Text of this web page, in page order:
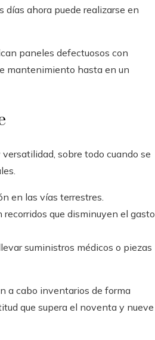
días ahora puede realizarse en
paneles defectuosos con
mantenimiento hasta en un
sobre todo cuando se
en las vías terrestres.
que disminuyen el gasto
suministros médicos o piezas
a cabo inventarios de forma
que supera el noventa y nueve